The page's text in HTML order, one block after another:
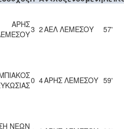
ΑΡΗΣ3 2ΑΕΛ ΛΕΜΕΣΟΥ 57'
0 4ΑΡΗΣ ΛΕΜΕΣΟΥ 59'
ΝΕΩΝ